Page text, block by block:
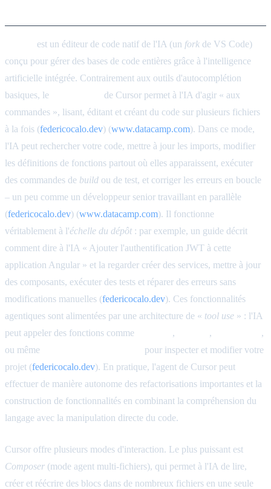
est un éditeur de code natif de l'IA (un fork de VS Code)
conçu pour gérer des bases de code entières grâce à l'intelligence
artificielle intégrée. Contrairement aux outils d'autocomplétion
basiques, le
de Cursor permet à l'IA d'agir « aux
commandes », lisant, éditant et créant du code sur plusieurs fichiers
à la fois (federicocalo.dev) (www.datacamp.com). Dans ce mode,
l'IA peut rechercher votre code, mettre à jour les imports, modifier
les définitions de fonctions partout où elles apparaissent, exécuter
des commandes de build ou de test, et corriger les erreurs en boucle
– un peu comme un développeur senior travaillant en parallèle
(federicocalo.dev) (www.datacamp.com). Il fonctionne
véritablement à l'échelle du dépôt: par exemple, un guide décrit
comment dire à l'IA « Ajouter l'authentification JWT à cette
application Angular » et la regarder créer des services, mettre à jour
des composants, exécuter des tests et réparer des erreurs sans
modifications manuelles (federicocalo.dev). Ces fonctionnalités
agentiques sont alimentées par une architecture de « tool use » : l'IA
peut appeler des fonctions comme
, ,
,
ou même
pour inspecter et modifier votre
projet (federicocalo.dev). En pratique, l'agent de Cursor peut
effectuer de manière autonome des refactorisations importantes et la
construction de fonctionnalités en combinant la compréhension du
langage avec la manipulation directe du code.
Cursor offre plusieurs modes d'interaction. Le plus puissant est
Composer (mode agent multi-fichiers), qui permet à l'IA de lire,
créer et réécrire des blocs dans de nombreux fichiers en une seule